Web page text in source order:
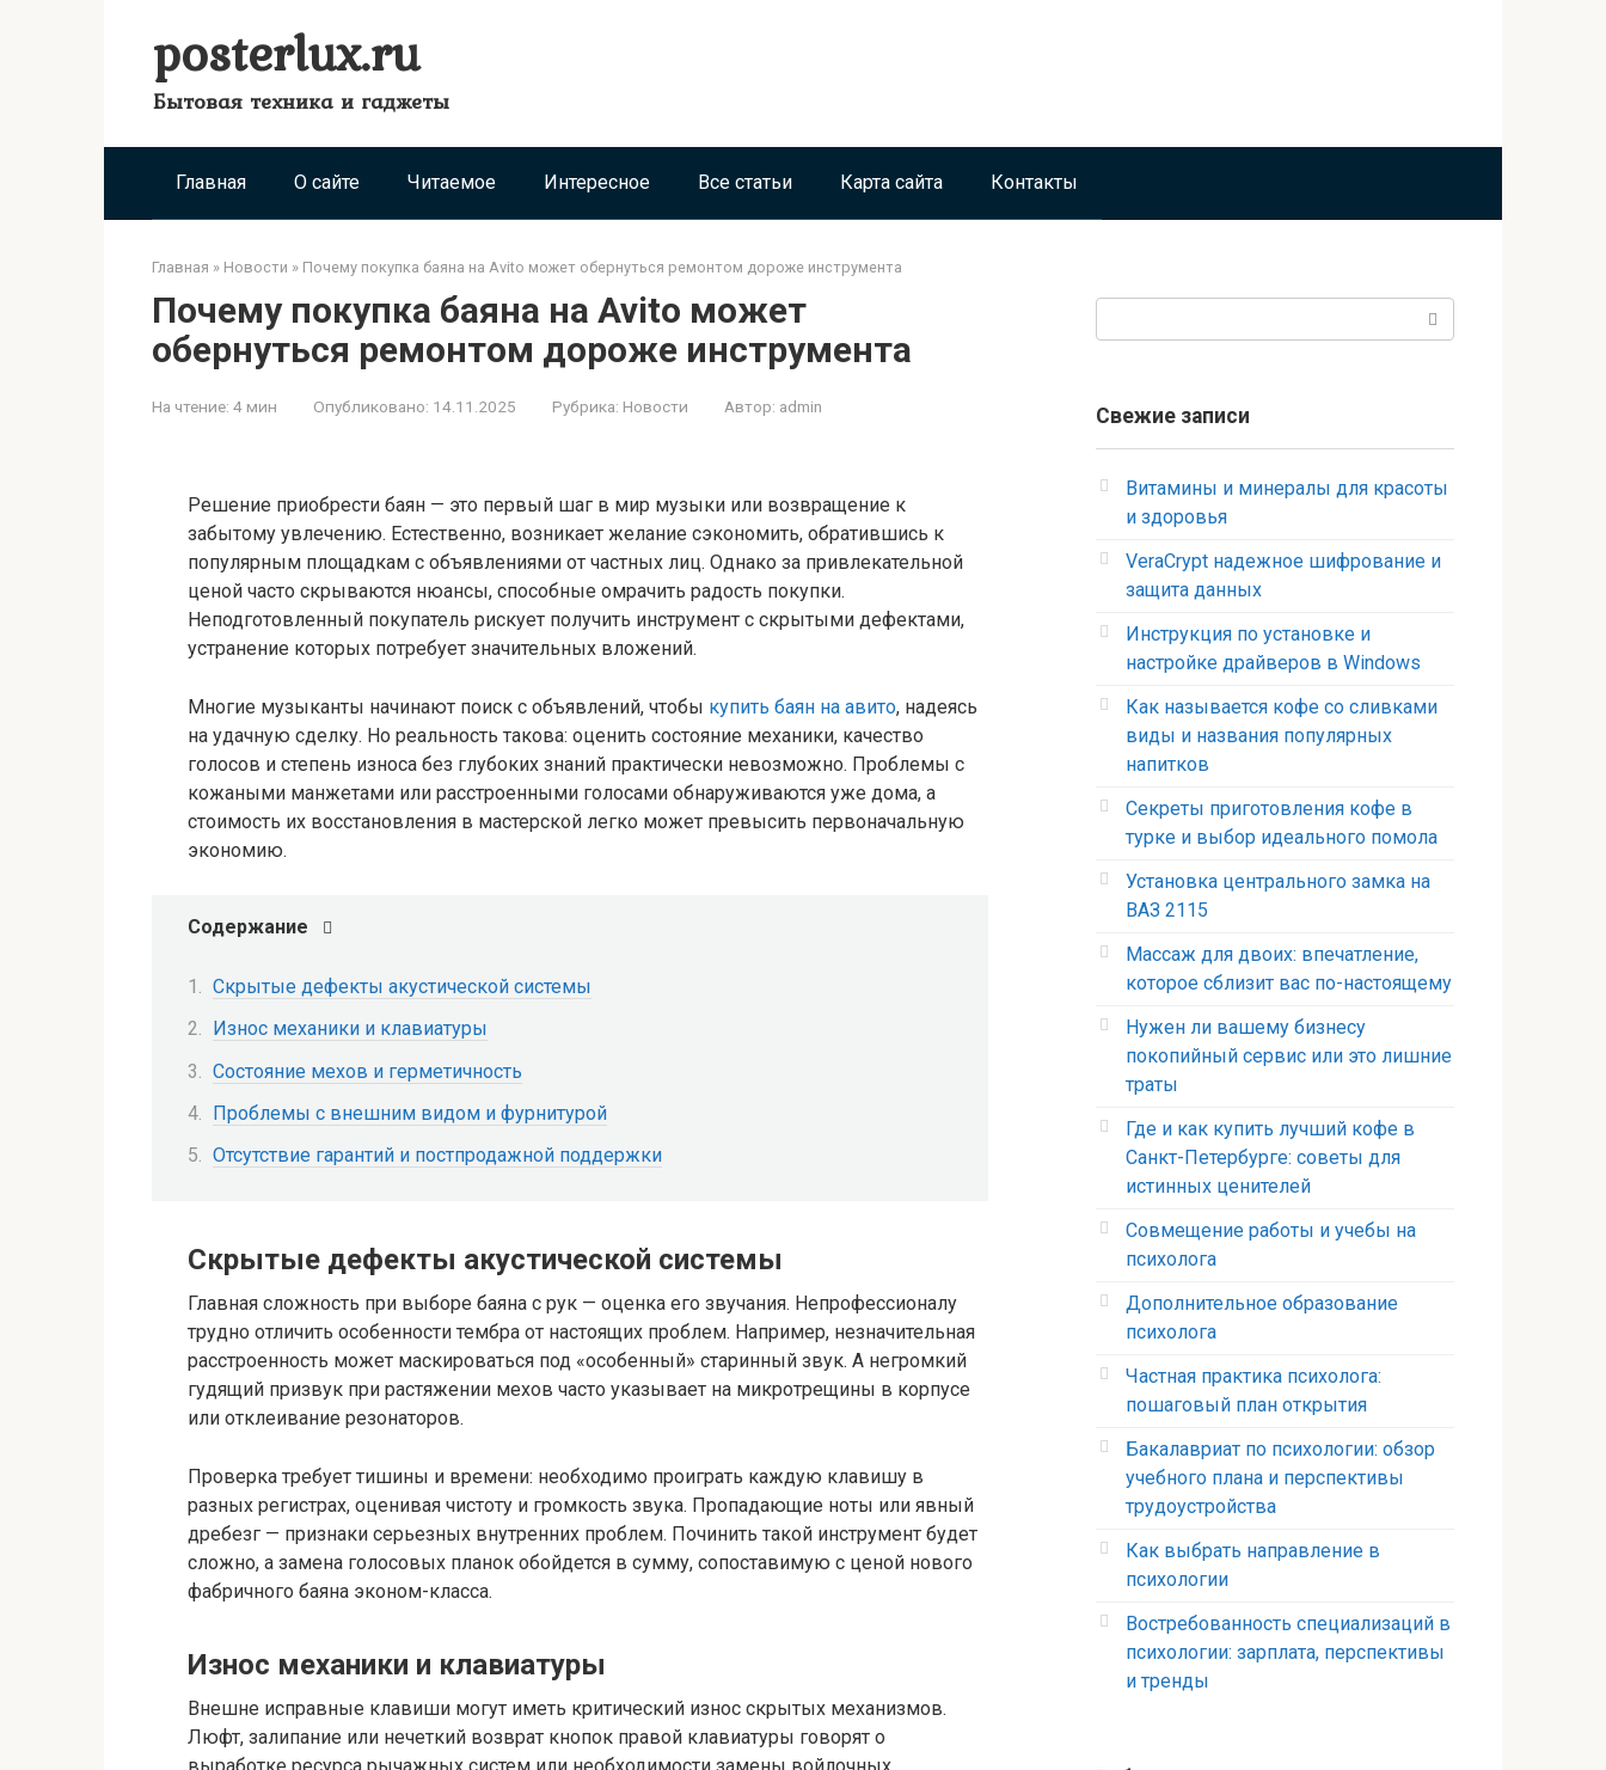
posterlux.ru
Бытовая техника и гаджеты
Главная О сайте Читаемое Интересное Все статьи Карта сайта Контакты
Главная » Новости » Почему покупка баяна на Avito может обернуться ремонтом дороже инструмента
Почему покупка баяна на Avito может
обернуться ремонтом дороже инструмента
На чтение: 4 мин Опубликовано: 14.11.2025 Рубрика: Новости Автор: admin
Решение приобрести баян — это первый шаг в мир музыки или возвращение к
забытому увлечению. Естественно, возникает желание сэкономить, обратившись к
популярным площадкам с объявлениями от частных лиц. Однако за привлекательной
ценой часто скрываются нюансы, способные омрачить радость покупки.
Неподготовленный покупатель рискует получить инструмент с скрытыми дефектами,
устранение которых потребует значительных вложений.
Многие музыканты начинают поиск с объявлений, чтобы купить баян на авито, надеясь
на удачную сделку. Но реальность такова: оценить состояние механики, качество
голосов и степень износа без глубоких знаний практически невозможно. Проблемы с
кожаными манжетами или расстроенными голосами обнаруживаются уже дома, а
стоимость их восстановления в мастерской легко может превысить первоначальную
экономию.
Содержание
Скрытые дефекты акустической системы
Износ механики и клавиатуры
Состояние мехов и герметичность
Проблемы с внешним видом и фурнитурой
Отсутствие гарантий и постпродажной поддержки
Скрытые дефекты акустической системы
Главная сложность при выборе баяна с рук — оценка его звучания. Непрофессионалу
трудно отличить особенности тембра от настоящих проблем. Например, незначительная
расстроенность может маскироваться под «особенный» старинный звук. А негромкий
гудящий призвук при растяжении мехов часто указывает на микротрещины в корпусе
или отклеивание резонаторов.
Проверка требует тишины и времени: необходимо проиграть каждую клавишу в
разных регистрах, оценивая чистоту и громкость звука. Пропадающие ноты или явный
дребезг — признаки серьезных внутренних проблем. Починить такой инструмент будет
сложно, а замена голосовых планок обойдется в сумму, сопоставимую с ценой нового
фабричного баяна эконом-класса.
Износ механики и клавиатуры
Внешне исправные клавиши могут иметь критический износ скрытых механизмов.
Люфт, залипание или нечеткий возврат кнопок правой клавиатуры говорят о
Свежие записи
Витамины и минералы для красоты
и здоровья
VeraCrypt надежное шифрование и
защита данных
Инструкция по установке и
настройке драйверов в Windows
Как называется кофе со сливками
виды и названия популярных
напитков
Секреты приготовления кофе в
турке и выбор идеального помола
Установка центрального замка на
ВАЗ 2115
Массаж для двоих: впечатление,
которое сблизит вас по-настоящему
Нужен ли вашему бизнесу
покопийный сервис или это лишние
траты
Где и как купить лучший кофе в
Санкт-Петербурге: советы для
истинных ценителей
Совмещение работы и учебы на
психолога
Дополнительное образование
психолога
Частная практика психолога:
пошаговый план открытия
Бакалавриат по психологии: обзор
учебного плана и перспективы
трудоустройства
Как выбрать направление в
психологии
Востребованность специализаций в
психологии: зарплата, перспективы
и тренды